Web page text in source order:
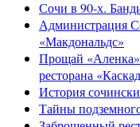
Сочи в 90-х.
Администрация
«Макдональдс»
Прощай
ресторана
История
Тайны